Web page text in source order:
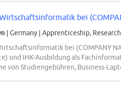
bei
| Germany | Apprenticeship,
bei (COMPANY
und IHK-Ausbildung als
von Studiengebühren, Business-